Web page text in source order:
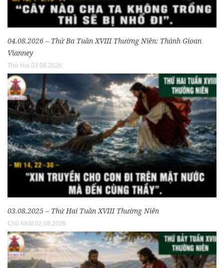
04.08.2026 – Thứ Ba Tuần XVIII Thường Niên: Thánh Gioan
Vianney
Thứ Hai 03.08.2026
03.08.2025 – Thứ Hai Tuần XVIII Thường Niên
Chủ Nhật 02.08.2026